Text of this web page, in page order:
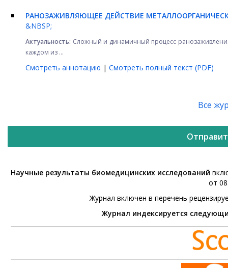
РАНОЗАЖИВЛЯЮЩЕЕ ДЕЙСТВИЕ
&NBSP;
Актуальность: Сложный и динамичный процесс
каждом из ...
Смотреть аннотацию | Смотреть полный текст (PDF)
Все
Научные результаты биомедицинских исследований
от
Журнал включен в перечень
Журнал индексируется